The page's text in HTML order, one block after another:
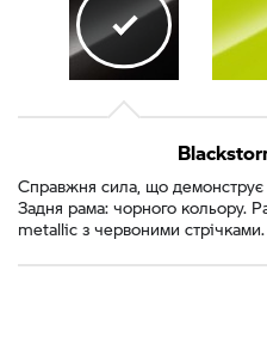
Справжня сила, що демонструє
Задня рама: чорного кольору.
metallic з червоними стрічками.